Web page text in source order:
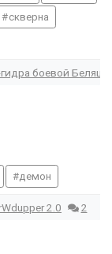
скверна
боевой
демон
2.0 2